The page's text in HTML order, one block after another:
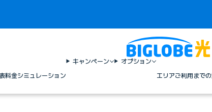
料金シミュレーション
キャンペーン
オプション
エリアご利用まで